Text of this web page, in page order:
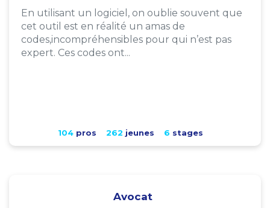
En utilisant un logiciel, on oublie souvent que
cet outil est en réalité un amas de
codes,incompréhensibles pour qui n’est pas
expert. Ces codes ont...
104pros 262 jeunes 6 stages
Avocat